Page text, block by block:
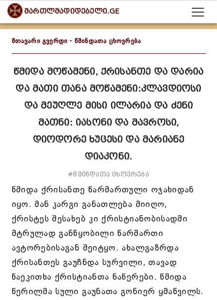
მართლმადიდებელი.GE
მთავარი გვერდი - წმინდათა ცხოვრება
წმიდა მოწამენი, ქრისანთე და დარია
და მათი თანა მოწამენი:კლავდიოსი
და მეუღლე მისი ილარია და ძენი
მათნი: იასონი და მავროსი,
დიოდორე ხუცესი და მარიანე
დიაკონი.
#წმინდათა ცხოვრება
წმიდა ქრისანთე წარმართული ოჯახიდან
იყო. მან კარგი განათლება მიიღო,
ქრისტეს შესახებ კი ქრისტიანობისადმი
მტრულად განწყობილი წარმართი
ავტორებისაგან შეიტყო. ახალგაზრდა
ქრისანთეს გაუჩნდა სურვილი, თავად
წაეკითხა ქრისტიანთა ნაწერები. წმიდა
წერილმა სული გაუნათა გონიერ ყმაწვილს.